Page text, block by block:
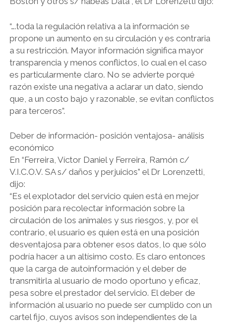
“….toda la regulación relativa a la información se
propone un aumento en su circulación y es contraria
a su restricción. Mayor información significa mayor
transparencia y menos conflictos, lo cual en el caso
es particularmente claro. No se advierte porqué
razón existe una negativa a aclarar un dato, siendo
que, a un costo bajo y razonable, se evitan conflictos
para terceros”.
Deber de información- posición ventajosa- análisis
económico
En “Ferreira, Víctor Daniel y Ferreira, Ramón c/
V.I.C.O.V. SA s/ daños y perjuicios” el Dr Lorenzetti,
dijo:
“Es el explotador del servicio quien está en mejor
posición para recolectar información sobre la
circulación de los animales y sus riesgos, y, por el
contrario, el usuario es quien está en una posición
desventajosa para obtener esos datos, lo que sólo
podría hacer a un altísimo costo. Es claro entonces
que la carga de autoinformación y el deber de
transmitirla al usuario de modo oportuno y eficaz,
pesa sobre el prestador del servicio. El deber de
información al usuario no puede ser cumplido con un
cartel fijo, cuyos avisos son independientes de la